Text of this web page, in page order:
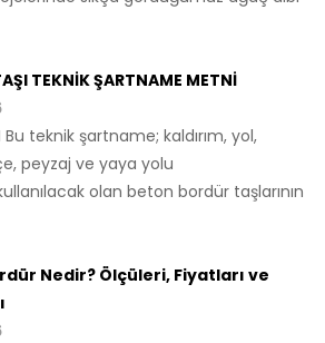
TEKNİK ŞARTNAME METNİ
Bu teknik şartname; kaldırım, yol,
peyzaj ve yaya yolu
olan beton bordür taşlarının
Nedir? Ölçüleri, Fiyatları ve